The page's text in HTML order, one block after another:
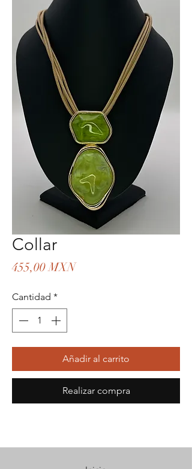
Collar
455,00 MXNPrecio
Cantidad *
Añadir al carrito
Realizar compra